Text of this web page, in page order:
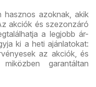
hasznos azoknak, akik
akciók és szezonzáró
a legjobb ár-
ki a heti ajánlatokat:
az akciók, és
garantáltan